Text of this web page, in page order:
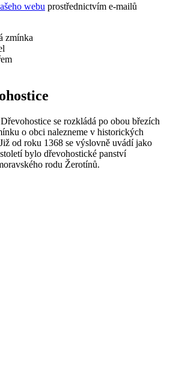
webu prostřednictvím e-mailů
zmínka
se rozkládá po obou březích
o obci nalezneme v historických
od roku 1368 se výslovně uvádí jako
bylo dřevohostické panství
rodu Žerotínů.